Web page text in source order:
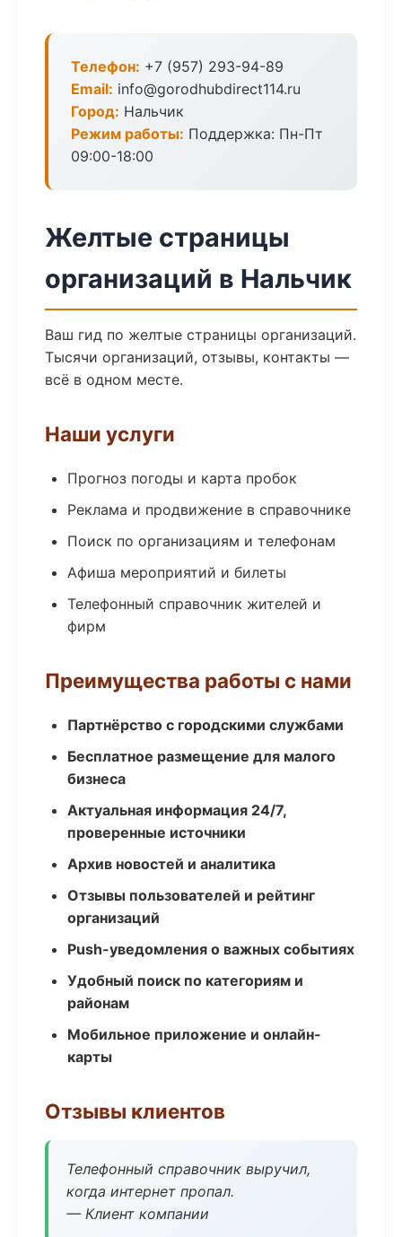
Телефон: +7 (957) 293-94-89
Email: info@gorodhubdirect114.ru
Город: Нальчик
Режим работы: Поддержка: Пн-Пт
09:00-18:00
Желтые страницы
организаций в Нальчик
Ваш гид по желтые страницы организаций.
Тысячи организаций, отзывы, контакты —
всё в одном месте.
Наши услуги
Прогноз погоды и карта пробок
Реклама и продвижение в справочнике
Поиск по организациям и телефонам
Афиша мероприятий и билеты
Телефонный справочник жителей и
фирм
Преимущества работы с нами
Партнёрство с городскими службами
Бесплатное размещение для малого
бизнеса
Актуальная информация 24/7,
проверенные источники
Архив новостей и аналитика
Отзывы пользователей и рейтинг
организаций
Push-уведомления о важных событиях
Удобный поиск по категориям и
районам
Мобильное приложение и онлайн-
карты
Отзывы клиентов
Телефонный справочник выручил,
когда интернет пропал.
— Клиент компании